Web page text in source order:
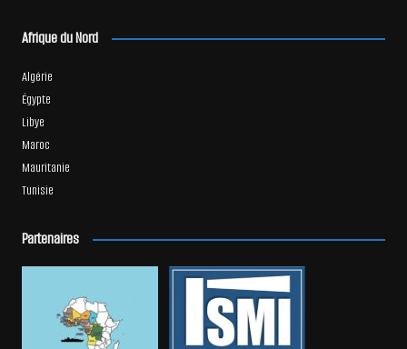
Afrique du Nord
Algérie
Égypte
Libye
Maroc
Mauritanie
Tunisie
Partenaires